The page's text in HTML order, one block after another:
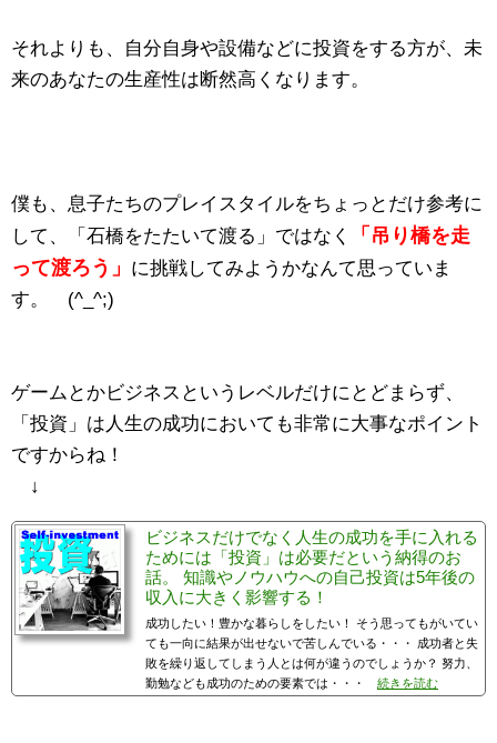
それよりも、自分自身や設備などに投資をする方が、未
来のあなたの生産性は断然高くなります。
僕も、息子たちのプレイスタイルをちょっとだけ参考に
して、「石橋をたたいて渡る」ではなく
「吊り橋を走
って渡ろう」 に挑戦してみようかなんて思っていま
す。 (^_^;)
ゲームとかビジネスというレベルだけにとどまらず、
「投資」は人生の成功においても非常に大事なポイント
ですからね！
↓
ビジネスだけでなく人生の成功を手に入れる
ためには「投資」は必要だという納得のお
話。 知識やノウハウへの自己投資は5年後の
収入に大きく影響する！
成功したい！豊かな暮らしをしたい！ そう思ってもがいてい
ても一向に結果が出せないで苦しんでいる・・・ 成功者と失
敗を繰り返してしまう人とは何が違うのでしょうか？ 努力、
勤勉なども成功のための要素では・・・ 続きを読む